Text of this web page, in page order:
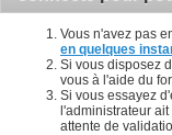
Vous n'avez pas
en quelques
Si vous disposez
vous à l'aide du
Si vous essayez
l'administrateur
attente de